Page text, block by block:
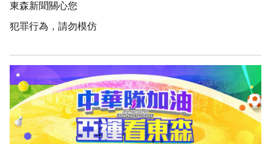
東森新聞關心您
犯罪行為，請勿模仿